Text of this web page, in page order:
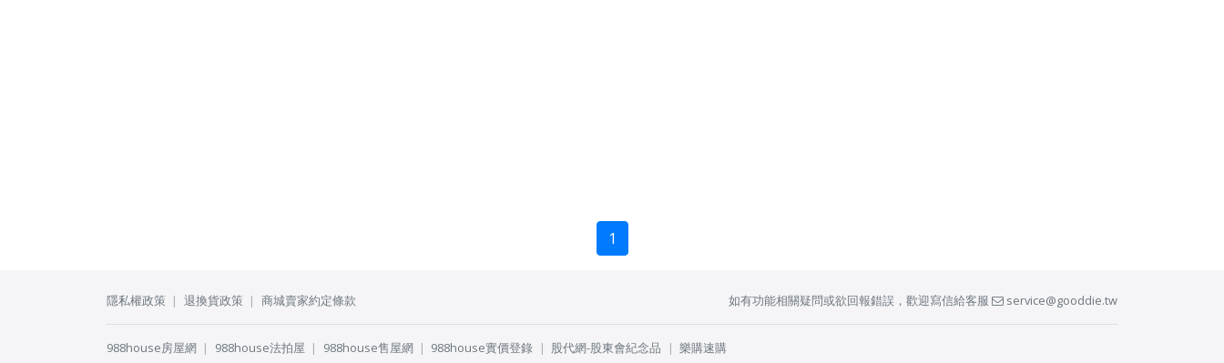
1
隱私權政策 退換貨政策 商城賣家約定條款 如有功能相關疑問或欲回報錯誤，歡迎寫信給客服 service@gooddie.tw
988house房屋網 988house法拍屋 988house售屋網 988house實價登錄 股代網-股東會紀念品 樂購速購